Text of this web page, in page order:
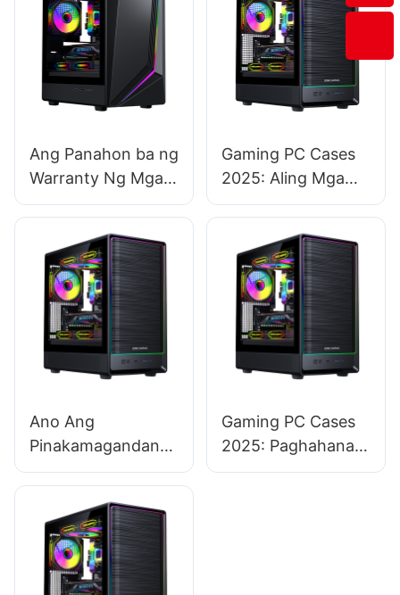
Ang Panahon ba ng
Warranty Ng Mga
Kaso ng Gaming
Nakakaimpluwensy
a sa Mga Desisyon
sa Pagbili ng
Customer?
Gaming PC Cases
2025: Aling Mga
Modelo ang
Patunay Para sa
Mga Bagong
Bahagi?​
Ano Ang
Pinakamagandang
Gaming PC Case
Cooled CPU?​
Gaming PC Cases
2025: Paghahanap
ng Perpektong